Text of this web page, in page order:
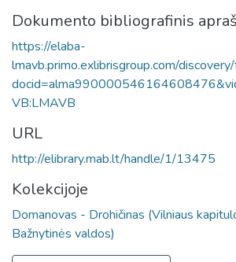
Dokumento bibliografinis
https://elaba-
lmavb.primo.exlibrisgroup.com/
VB:LMAVB
URL
http://elibrary.mab.lt/handle/1/13475
Kolekcijoje
Domanovas - Drohičinas (Vilniaus
Bažnytinės valdos)